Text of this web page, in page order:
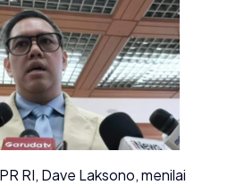
RI, Dave Laksono, menilai